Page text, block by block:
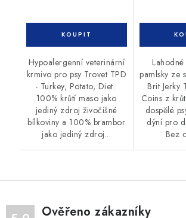
Hypoalergenní veterinární
krmivo pro psy Trovet TPD
- Turkey, Potato, Diet.
100% krůtí maso jako
jediný zdroj živočišné
bílkoviny a 100% brambor
jako jediný zdroj...
pamlsky ze
Brit Jerky
Coins z
dospělé
dýní pro
Bez
Ověřeno zákazníky